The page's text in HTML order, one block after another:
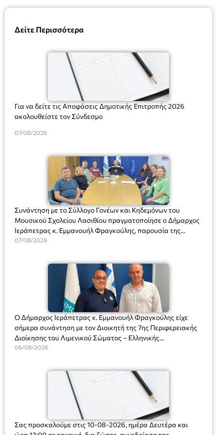
Δείτε Περισσότερα
Για να δείτε τις Αποφάσεις Δημοτικής Επιτροπής 2026
ακολουθείστε τον Σύνδεσμο
07/08/2026
Συνάντηση με το Σύλλογο Γονέων και Κηδεμόνων του
Μουσικού Σχολείου Λασιθίου πραγματοποίησε ο Δήμαρχος
Ιεράπετρας κ. Εμμανουήλ Φραγκούλης, παρουσία της
Διευθύντριας του σχολείου κας Μαριάννας Χαΐτα.
07/08/2026
Ο Δήμαρχος Ιεράπετρας κ. Εμμανουήλ Φραγκούλης είχε
σήμερα συνάντηση με τον Διοικητή της 7ης Περιφερειακής
Διοίκησης του Λιμενικού Σώματος – Ελληνικής
Ακτοφυλακής (Λ.Σ.-ΕΛ.ΑΚΤ.), Αρχιπλοίαρχο Λ.Σ. κ. Ιωάννη
06/08/2026
Σας προσκαλούμε στις 10-08-2026, ημέρα Δευτέρα και